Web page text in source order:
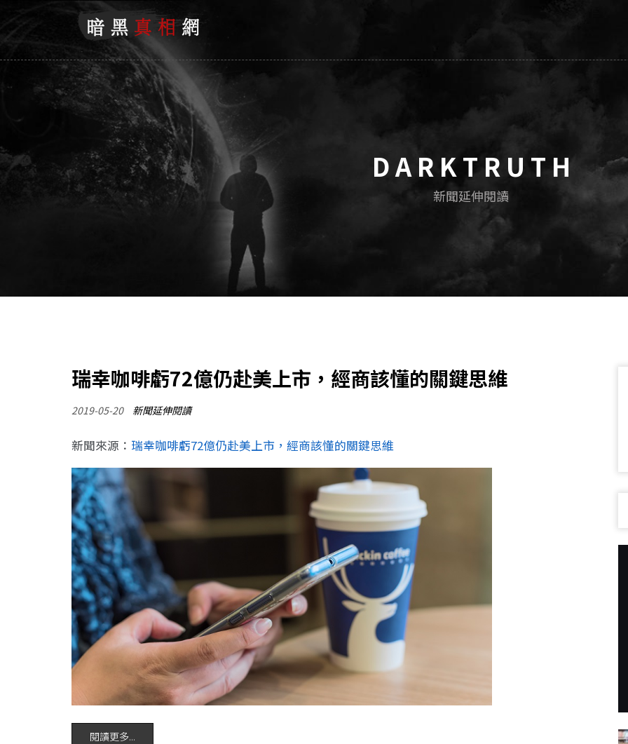
D A R K T R U T H
新聞延伸閱讀
瑞幸咖啡虧72億仍赴美上市，經商該懂的關鍵思維
2019-05-20 新聞延伸閱讀
新聞來源： 瑞幸咖啡虧72億仍赴美上市，經商該懂的關鍵思維
閱讀更多...